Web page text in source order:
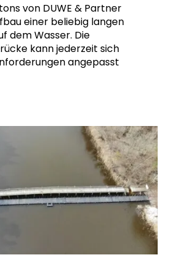
von DUWE & Partner
einer beliebig langen
dem Wasser. Die
kann jederzeit sich
angepasst